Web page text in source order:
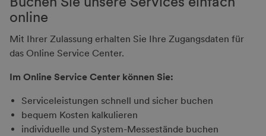
online
Mit Ihrer Zulassung erhalten Sie Ihre Zugangsdaten für
das Online Service Center.
Im Online Service Center können Sie:
Serviceleistungen schnell und sicher buchen
bequem Kosten kalkulieren
individuelle und System-Messestände buchen